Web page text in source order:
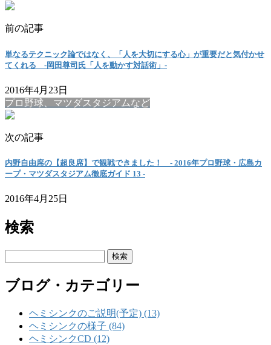
前の記事
単なるテクニック論ではなく、「人を大切にする心」が重要だと気付かせ
てくれる ‐岡田尊司氏「人を動かす対話術」‐
2016年4月23日
プロ野球、マツダスタジアムなど
次の記事
内野自由席の【超良席】で観戦できました！ ‐ 2016年プロ野球・広島カ
ープ・マツダスタジアム徹底ガイド 13 ‐
2016年4月25日
検索
ブログ・カテゴリー
ヘミシンクのご説明(予定) (13)
ヘミシンクの様子 (84)
ヘミシンクCD (12)